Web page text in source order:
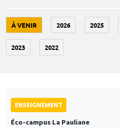
À VENIR 2026 2025
2023 2022
ENSEIGNEMENT
Éco-campus La Pauliane